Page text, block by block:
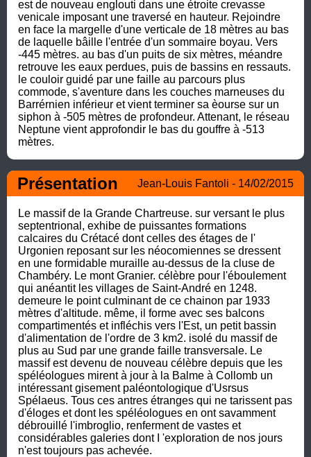
est de nouveau englouti dans une étroite crevasse
venicale imposant une traversé en hauteur. Rejoindre
en face la margelle d'une verticale de 18 mètres au bas
de laquelle bâille l'entrée d'un sommaire boyau. Vers
-445 mètres. au bas d'un puits de six mètres, méandre
retrouve les eaux perdues, puis de bassins en ressauts.
le couloir guidé par une faille au parcours plus
commode, s'aventure dans les couches marneuses du
Barrérnien inférieur et vient terminer sa èourse sur un
siphon à -505 mètres de profondeur. Attenant, le réseau
Neptune vient approfondir le bas du gouffre à -513
mètres.
Présentation Jean-Louis Fantoli - 14/02/2015
Le massif de la Grande Chartreuse. sur versant le plus
septentrional, exhibe de puissantes formations
calcaires du Crétacé dont celles des étages de l'
Urgonien reposant sur les néocomiennes se dressent
en une formidable muraille au-dessus de la cluse de
Chambéry. Le mont Granier. célèbre pour l'éboulement
qui anéantit les villages de Saint-André en 1248.
demeure le point culminant de ce chainon par 1933
mètres d'altitude. même, il forme avec ses balcons
compartimentés et infléchis vers l'Est, un petit bassin
d'alimentation de l'ordre de 3 km2. isolé du massif de
plus au Sud par une grande faille transversale. Le
massif est devenu de nouveau célèbre depuis que les
spéléologues mirent à jour à la Balme à Collomb un
intéressant gisement paléontologique d'Usrsus
Spélaeus. Tous ces antres étranges qui ne tarissent pas
d'éloges et dont les spéléologues en ont savamment
débrouillé l'imbroglio, renferment de vastes et
considérables galeries dont I 'exploration de nos jours
n'est toujours pas achevée.